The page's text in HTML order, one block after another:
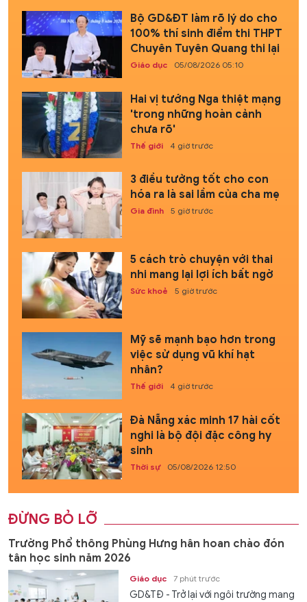
Bộ GD&ĐT làm rõ lý do cho
100% thí sinh điểm thi THPT
Chuyên Tuyên Quang thi lại
Giáo dục 05/08/2026 05:10
Hai vị tướng Nga thiệt mạng
'trong những hoàn cảnh
chưa rõ'
Thế giới 4 giờ trước
3 điều tưởng tốt cho con
hóa ra là sai lầm của cha mẹ
Gia đình 5 giờ trước
5 cách trò chuyện với thai
nhi mang lại lợi ích bất ngờ
Sức khoẻ 5 giờ trước
Mỹ sẽ mạnh bạo hơn trong
việc sử dụng vũ khí hạt
nhân?
Thế giới 4 giờ trước
Đà Nẵng xác minh 17 hài cốt
nghi là bộ đội đặc công hy
sinh
Thời sự 05/08/2026 12:50
ĐỪNG BỎ LỠ
Trường Phổ thông Phùng Hưng hân hoan chào đón
tân học sinh năm 2026
Giáo dục 7 phút trước
GD&TĐ - Trở lại với ngôi trường mang